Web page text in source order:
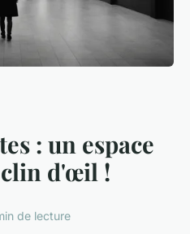
: un espace
clin d'œil !
de lecture